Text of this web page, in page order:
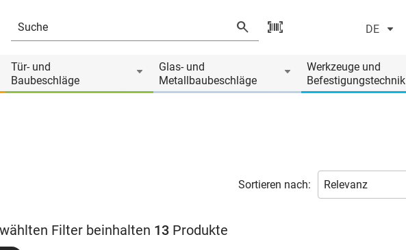
DE
Tür- und
Baubeschläge
Glas- und
Metallbaubeschläge
Werkzeuge und
Befestigungstechnik
Sortieren nach:
Filter beinhalten 13 Produkte